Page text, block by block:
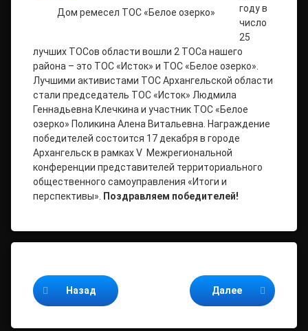
Дом ремесел ТОС «Белое озерко»
году в
число
25
лучших ТОСов области вошли 2 ТОСа нашего
района – это ТОС «Исток» и ТОС «Белое озерко».
Лучшими активистами ТОС Архангельской области
стали председатель ТОС «Исток» Людмила
Геннадьевна Клечкина и участник ТОС «Белое
озерко» Поликина Алена Витальевна. Награждение
победителей состоится 17 декабря в городе
Архангельск в рамках V Межрегиональной
конференции представителей территориального
общественного самоуправления «Итоги и
перспективы». Поздравляем победителей!
Назад Далее